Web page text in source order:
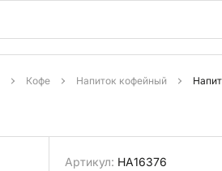
Кофе Напиток кофейный
Артикул: НА16376